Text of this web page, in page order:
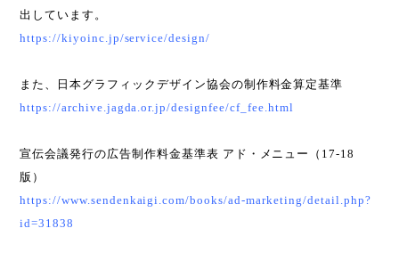
出しています。
https://kiyoinc.jp/service/design/
また、日本グラフィックデザイン協会の制作料金算定基準
https://archive.jagda.or.jp/designfee/cf_fee.html
宣伝会議発行の広告制作料金基準表 アド・メニュー（17-18
版）
https://www.sendenkaigi.com/books/ad-marketing/detail.php?
id=31838